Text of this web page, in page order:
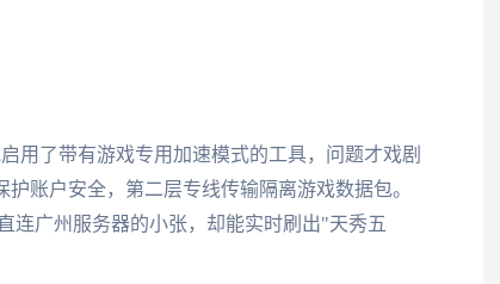
用了带有游戏专用加速模式的工具，问题才戏剧
账户安全，第二层专线传输隔离游戏数据包。
连广州服务器的小张，却能实时刷出"天秀五